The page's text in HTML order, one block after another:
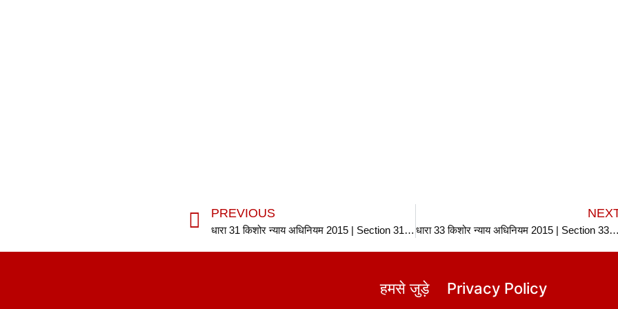
PREVIOUS
धारा 31 किशोर न्याय अधिनियम 2015 | Section 31 JJ Act in hindi 2015 | Section 31 Juvenile Justice Act 2015 in hindi धारा 33 किशोर न्याय अधिनियम 2015 | Section 33 JJ Act in hindi 2015 | Section 33 Juvenile Justice Act 2015 in hindi
हमसे जुड़े Privacy Policy